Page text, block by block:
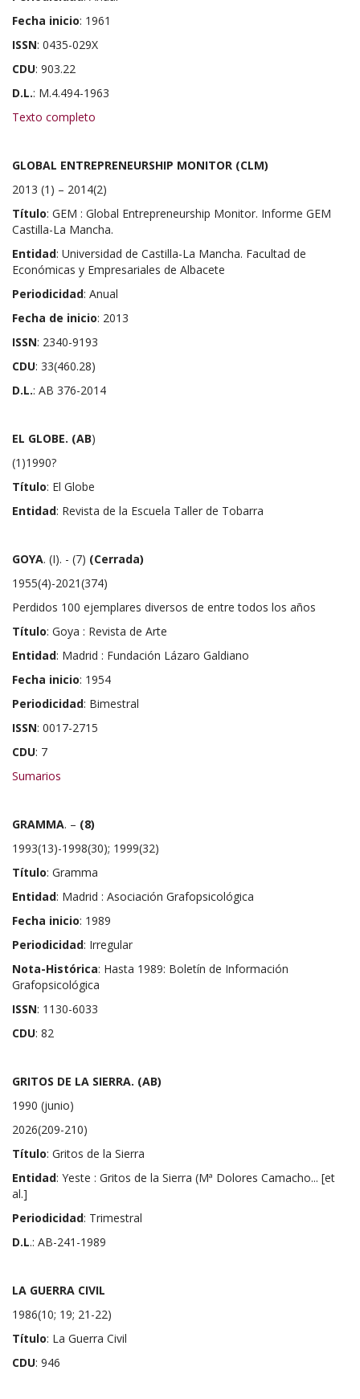
Fecha inicio: 1961
ISSN: 0435-029X
CDU: 903.22
D.L.: M.4.494-1963
Texto completo
GLOBAL ENTREPRENEURSHIP MONITOR (CLM)
2013 (1) – 2014(2)
Título: GEM : Global Entrepreneurship Monitor. Informe GEM
Castilla-La Mancha.
Entidad: Universidad de Castilla-La Mancha. Facultad de
Económicas y Empresariales de Albacete
Periodicidad: Anual
Fecha de inicio: 2013
ISSN: 2340-9193
CDU: 33(460.28)
D.L.: AB 376-2014
EL GLOBE. (AB)
(1)1990?
Título: El Globe
Entidad: Revista de la Escuela Taller de Tobarra
GOYA. (I). - (7) (Cerrada)
1955(4)-2021(374)
Perdidos 100 ejemplares diversos de entre todos los años
Título: Goya : Revista de Arte
Entidad: Madrid : Fundación Lázaro Galdiano
Fecha inicio: 1954
Periodicidad: Bimestral
ISSN: 0017-2715
CDU: 7
Sumarios
GRAMMA. – (8)
1993(13)-1998(30); 1999(32)
Título: Gramma
Entidad: Madrid : Asociación Grafopsicológica
Fecha inicio: 1989
Periodicidad: Irregular
Nota-Histórica: Hasta 1989: Boletín de Información
Grafopsicológica
ISSN: 1130-6033
CDU: 82
GRITOS DE LA SIERRA. (AB)
1990 (junio)
2026(209-210)
Título: Gritos de la Sierra
Entidad: Yeste : Gritos de la Sierra (Mª Dolores Camacho... [et
al.]
Periodicidad: Trimestral
D.L.: AB-241-1989
LA GUERRA CIVIL
1986(10; 19; 21-22)
Título: La Guerra Civil
CDU: 946